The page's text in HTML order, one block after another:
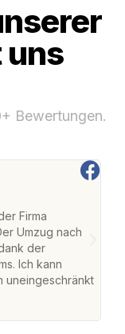
uns
Bewertungen.
Firma
Umzug nach
der
Ich kann
uneingeschränkt